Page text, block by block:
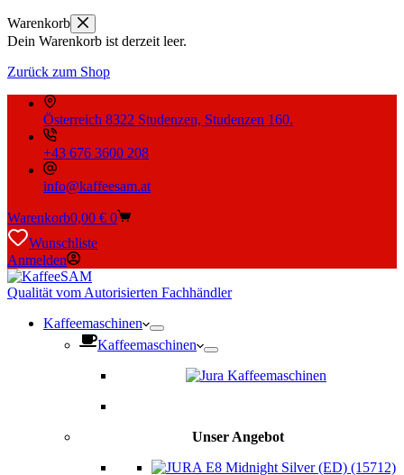
Warenkorb
Dein Warenkorb ist derzeit leer.
Zurück zum Shop
Österreich 8322 Studenzen, Studenzen 160.
+43 676 3600 208
info@kaffeesam.at
Warenkorb0,00 € 0
Wunschliste
Anmelden
Qualität vom Autorisierten Fachhändler
Kaffeemaschinen
Kaffeemaschinen
Unser Angebot